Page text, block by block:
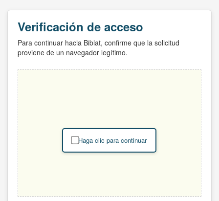
Verificación de acceso
Para continuar hacia Biblat, confirme que la solicitud
proviene de un navegador legítimo.
Haga clic para continuar